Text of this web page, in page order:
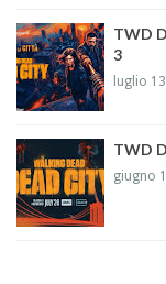
TWD
3
luglio
TWD
giugno